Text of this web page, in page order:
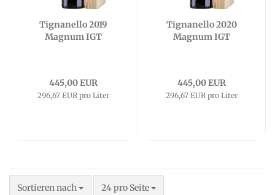
Tignanello 2019
Magnum IGT
445,00 EUR
296,67 EUR pro Liter
Tignanello 2020
Magnum IGT
445,00 EUR
296,67 EUR pro Liter
Sortieren nach
Sortieren nach 24 pro Seite
pro Seite